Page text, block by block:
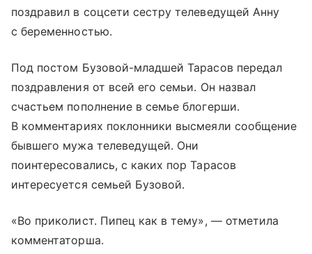
поздравил в соцсети сестру телеведущей Анну
с беременностью.
Под постом Бузовой-младшей Тарасов передал
поздравления от всей его семьи. Он назвал
счастьем пополнение в семье блогерши.
В комментариях поклонники высмеяли сообщение
бывшего мужа телеведущей. Они
поинтересовались, с каких пор Тарасов
интересуется семьей Бузовой.
«Во приколист. Пипец как в тему», — отметила
комментаторша.